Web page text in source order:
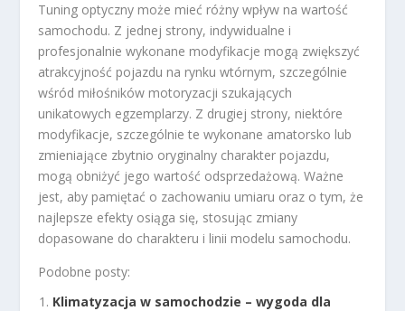
Tuning optyczny może mieć różny wpływ na wartość
samochodu. Z jednej strony, indywidualne i
profesjonalnie wykonane modyfikacje mogą zwiększyć
atrakcyjność pojazdu na rynku wtórnym, szczególnie
wśród miłośników motoryzacji szukających
unikatowych egzemplarzy. Z drugiej strony, niektóre
modyfikacje, szczególnie te wykonane amatorsko lub
zmieniające zbytnio oryginalny charakter pojazdu,
mogą obniżyć jego wartość odsprzedażową. Ważne
jest, aby pamiętać o zachowaniu umiaru oraz o tym, że
najlepsze efekty osiąga się, stosując zmiany
dopasowane do charakteru i linii modelu samochodu.
Podobne posty:
Klimatyzacja w samochodzie – wygoda dla